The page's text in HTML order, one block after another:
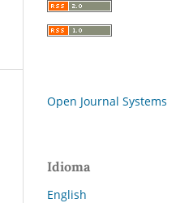
Open Journal Systems
Idioma
English